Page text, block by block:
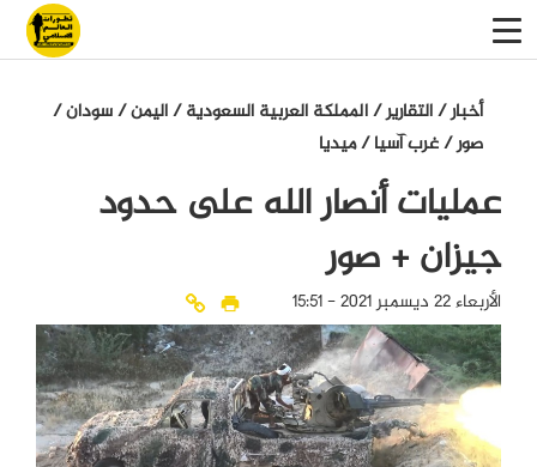
أخبار/التقاریر/المملكة العربية السعودية/اليمن/سودان/
صور/غرب آسيا/میدیا
عمليات أنصار الله على حدود
جيزان + صور
الأربعاء 22 ديسمبر 2021 - 15:51